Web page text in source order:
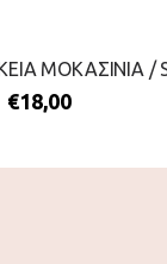
€18,00